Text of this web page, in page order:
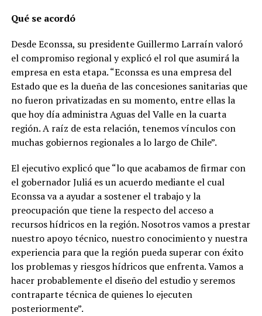
Qué se acordó
Desde Econssa, su presidente Guillermo Larraín valoró
el compromiso regional y explicó el rol que asumirá la
empresa en esta etapa. “Econssa es una empresa del
Estado que es la dueña de las concesiones sanitarias que
no fueron privatizadas en su momento, entre ellas la
que hoy día administra Aguas del Valle en la cuarta
región. A raíz de esta relación, tenemos vínculos con
muchas gobiernos regionales a lo largo de Chile”.
El ejecutivo explicó que “lo que acabamos de firmar con
el gobernador Juliá es un acuerdo mediante el cual
Econssa va a ayudar a sostener el trabajo y la
preocupación que tiene la respecto del acceso a
recursos hídricos en la región. Nosotros vamos a prestar
nuestro apoyo técnico, nuestro conocimiento y nuestra
experiencia para que la región pueda superar con éxito
los problemas y riesgos hídricos que enfrenta. Vamos a
hacer probablemente el diseño del estudio y seremos
contraparte técnica de quienes lo ejecuten
posteriormente”.